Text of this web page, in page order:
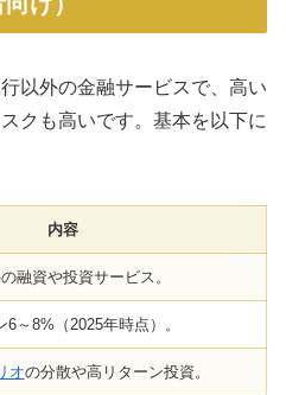
以外の金融サービスで、高い
クも高いです。基本を以下に
内容
融資や投資サービス。
6～8%（2025年時点）。
オの分散や高リターン投資。